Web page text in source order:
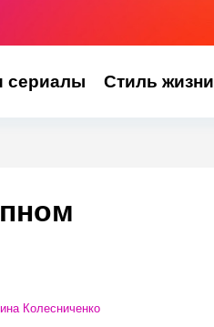
сериалы Стиль жизни
Колесниченко